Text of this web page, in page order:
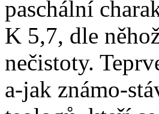
paschální
K 5,7, dle
nečistoty.
a-jak známo-